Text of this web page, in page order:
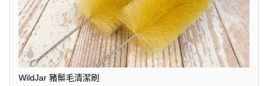
WildJar 豬鬃毛清潔刷